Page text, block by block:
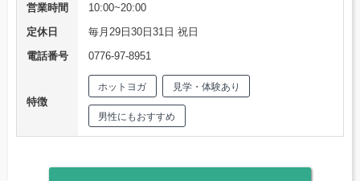
営業時間
10:00~20:00
定休日
毎月29日30日31日 祝日
電話番号
0776-97-8951
特徴
ホットヨガ 見学・体験あり
男性にもおすすめ